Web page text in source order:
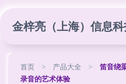
金梓亮（上海）信息
首页 > 产品大全 >
笛音绕
录音的艺术体验